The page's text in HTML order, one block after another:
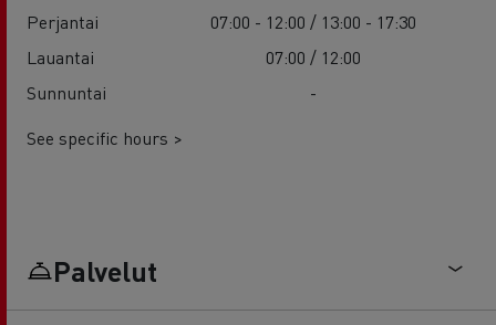
Perjantai
07:00 - 12:00 / 13:00 - 17:30
Lauantai
07:00 / 12:00
Sunnuntai
-
See specific hours >
Palvelut